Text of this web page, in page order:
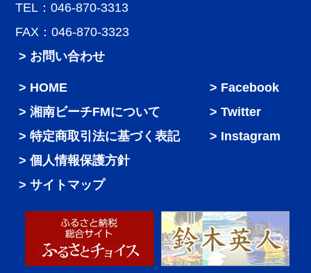
TEL：046-870-3313
FAX：046-870-3323
> お問い合わせ
HOME
湘南ビーチFMについて
特定商取引法に基づく表記
個人情報保護方針
サイトマップ
Facebook
Twitter
Instagram